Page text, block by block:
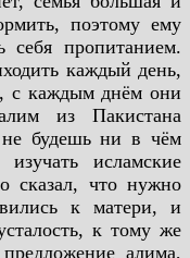
поэтому ему
себя пропитанием.
каждый день,
с каждым днём они
из Пакистана
будешь ни в чём
исламские
сказал, что нужно
к матери, и
к тому же
алима,